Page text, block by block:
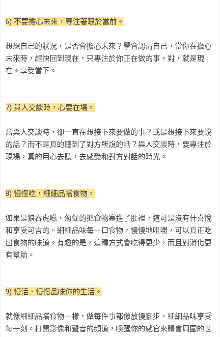
6) 不要擔心未來，專注著眼於當前。
想想自己的狀況，是否會擔心未來？學會認清自己，當你在擔心
未來時，趕快回到現在，只專注於你正在做的事。對，就是現
在。享受當下。
7) 與人交談時，心要在場。
當與人交談時，卻一直在想接下來要做的事？或是想接下來要說
的話？而不是真的聽到了對方所說的話？與人交談時，要專注於
現場，真的用心去聽，去感受和對方對話的時光。
8) 慢慢吃，細細品嚐食物。
如果是狼吞虎嚥，匆促的把食物塞進了肚裡，這可是沒有什喜悅
和享受可言的。細細品味每一口食物，慢慢地咀嚼，可以真正吃
出食物的味道。有趣的是，這種方式會吃得更少，而且對消化更
有幫助。
9) 慢活．慢慢品味你的生活。
就像細細品嚐食物一樣，做每件事都像放慢腳步，細細品味享受
每一刻。打開影像和聲音的頻道，喚醒你的感官來體會周圍的世